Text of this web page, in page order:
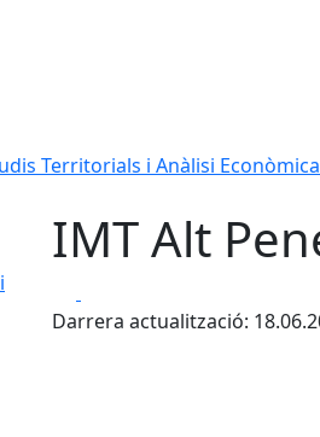
Territorials i Anàlisi Econòmica
IMT Alt
Darrera actualització: